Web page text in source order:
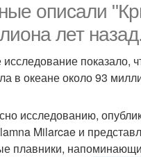
описали
лет
показало,
в океане около 93
исследованию,
Milarcae и
плавники,